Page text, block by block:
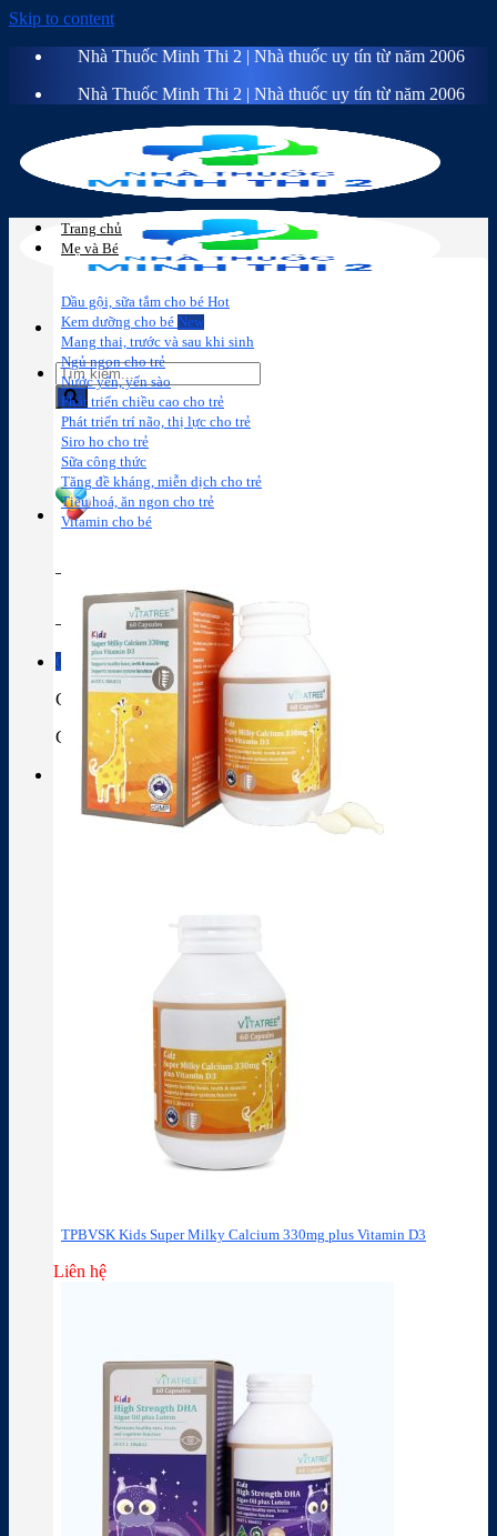
Skip to content
Nhà Thuốc Minh Thi 2 | Nhà thuốc uy tín từ năm 2006
Nhà Thuốc Minh Thi 2 | Nhà thuốc uy tín từ năm 2006
Sữa công
thức
Thành phần thuốc
Giỏ hàng
Giỏ hàng
Chưa có sản phẩm trong giỏ hàng.
Trang chủ
Mẹ và Bé
Dầu gội, sữa tắm cho bé
Kem dưỡng cho bé
Mang thai, trước và sau khi sinh
Ngủ ngon cho trẻ
Nước yến, yến sào
Phát triển chiều cao cho trẻ
Phát triển trí não, thị lực cho trẻ
Siro ho cho trẻ
Sữa công thức
Tăng đề kháng, miễn dịch cho trẻ
Tiêu hoá, ăn ngon cho trẻ
Vitamin cho bé
TPBVSK Kids Super Milky Calcium 330mg plus Vitamin D3
Liên hệ